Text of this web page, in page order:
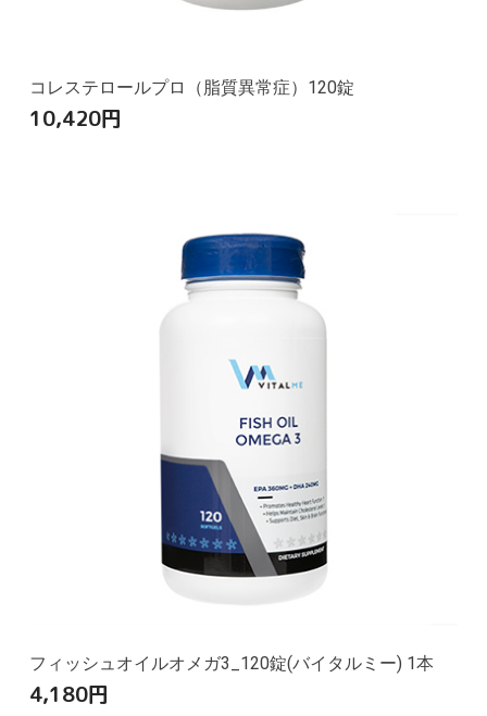
コレステロールプロ（脂質異常症）120錠
10,420円
フィッシュオイルオメガ3_120錠(バイタルミー) 1本
4,180円